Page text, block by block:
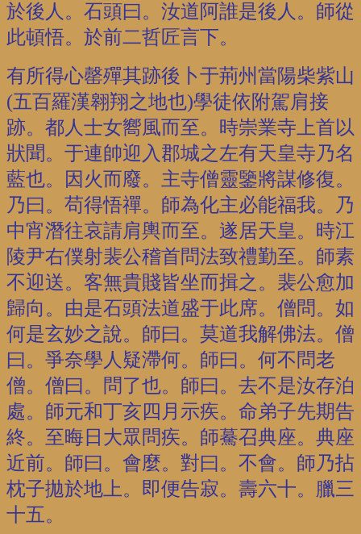
於後人。石頭曰。汝道阿誰是後人。師從
此頓悟。於前二哲匠言下。
有所得心罄殫其跡後卜于荊州當陽柴紫山
(五百羅漢翱翔之地也)學徒依附駕肩接
跡。都人士女嚮風而至。時崇業寺上首以
狀聞。于連帥迎入郡城之左有天皇寺乃名
藍也。因火而廢。主寺僧靈鑒將謀修復。
乃曰。苟得悟禪。師為化主必能福我。乃
中宵潛往哀請肩輿而至。遂居天皇。時江
陵尹右僕射裴公稽首問法致禮勤至。師素
不迎送。客無貴賤皆坐而揖之。裴公愈加
歸向。由是石頭法道盛于此席。僧問。如
何是玄妙之說。師曰。莫道我解佛法。僧
曰。爭奈學人疑滯何。師曰。何不問老
僧。僧曰。問了也。師曰。去不是汝存泊
處。師元和丁亥四月示疾。命弟子先期告
終。至晦日大眾問疾。師驀召典座。典座
近前。師曰。會麼。對曰。不會。師乃拈
枕子拋於地上。即便告寂。壽六十。臘三
十五。